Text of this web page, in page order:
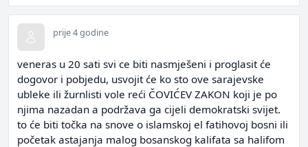
prije 4 godine
veneras u 20 sati svi ce biti nasmješeni i proglasit će
dogovor i pobjedu, usvojit će ko sto ove sarajevske
ubleke ili žurnlisti vole reći ČOVIĆEV ZAKON koji je po
njima nazadan a podržava ga cijeli demokratski svijet.
to će biti točka na snove o islamskoj el fatihovoj bosni ili
početak astajanja malog bosanskog kalifata sa halifom